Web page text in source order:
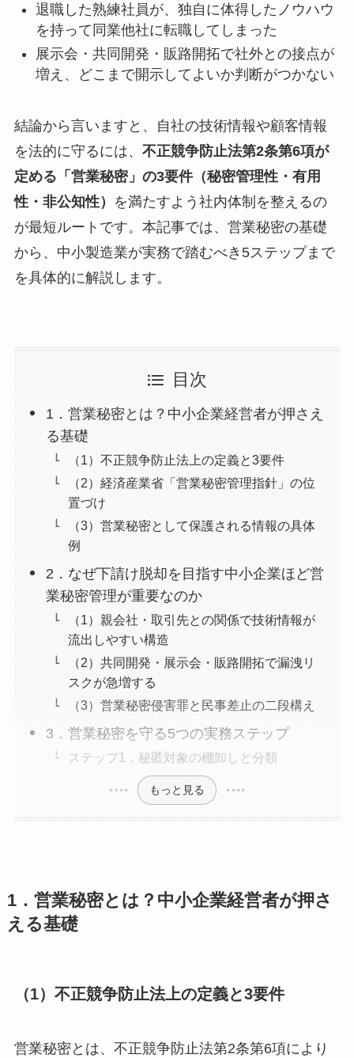
退職した熟練社員が、独自に体得したノウハウ
を持って同業他社に転職してしまった
展示会・共同開発・販路開拓で社外との接点が
増え、どこまで開示してよいか判断がつかない
結論から言いますと、自社の技術情報や顧客情報
を法的に守るには、 不正競争防止法第2条第6項が
定める「営業秘密」の3要件（秘密管理性・有用
性・非公知性）
を満たすよう社内体制を整えるの
が最短ルートです。本記事では、営業秘密の基礎
から、中小製造業が実務で踏むべき5ステップまで
を具体的に解説します。
目次
1．営業秘密とは？中小企業経営者が押さえ
る基礎
（1）不正競争防止法上の定義と3要件
（2）経済産業省「営業秘密管理指針」の位
置づけ
（3）営業秘密として保護される情報の具体
例
2．なぜ下請け脱却を目指す中小企業ほど営
業秘密管理が重要なのか
（1）親会社・取引先との関係で技術情報が
流出しやすい構造
（2）共同開発・展示会・販路開拓で漏洩リ
スクが急増する
（3）営業秘密侵害罪と民事差止の二段構え
3．営業秘密を守る5つの実務ステップ
ステップ1．秘匿対象の棚卸しと分類
もっと見る
1．営業秘密とは？中小企業経営者が押さ
える基礎
（1）不正競争防止法上の定義と3要件
営業秘密とは、不正競争防止法第2条第6項により